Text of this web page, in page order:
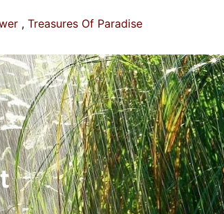
Treasures Of Paradise